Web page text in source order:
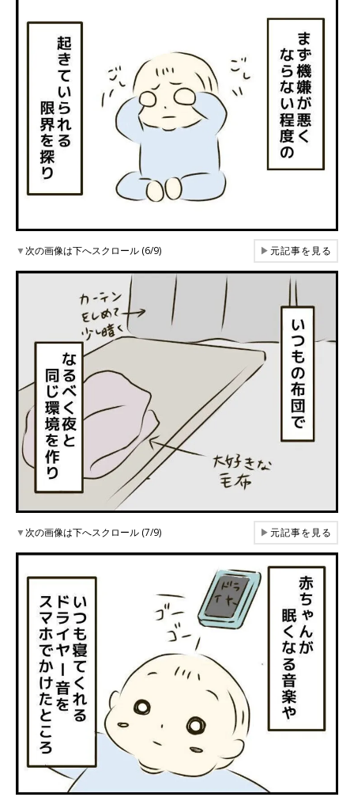
▼次の画像は下へスクロール (6/9) ▶元記事を見る
▼次の画像は下へスクロール (7/9) ▶元記事を見る